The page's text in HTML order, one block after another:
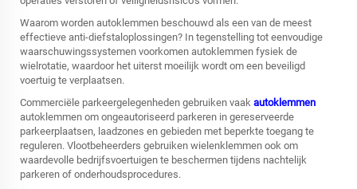
Waarom worden autoklemmen beschouwd als een van de meest
effectieve anti-diefstaloplossingen? In tegenstelling tot eenvoudige
waarschuwingssystemen voorkomen autoklemmen fysiek de
wielrotatie, waardoor het uiterst moeilijk wordt om een beveiligd
voertuig te verplaatsen.
Commerciële parkeergelegenheden gebruiken vaak autoklemmen
autoklemmen om ongeautoriseerd parkeren in gereserveerde
parkeerplaatsen, laadzones en gebieden met beperkte toegang te
reguleren. Vlootbeheerders gebruiken wielenklemmen ook om
waardevolle bedrijfsvoertuigen te beschermen tijdens nachtelijk
parkeren of onderhoudsprocedures.